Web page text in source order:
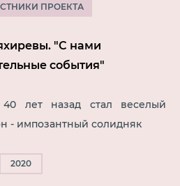
ПРОЕКТА
"С нами
события"
лет назад стал веселый
- импозантный солидняк
2020